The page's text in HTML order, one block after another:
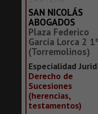
SAN NICOLÁS
ABOGADOS
Plaza Federico
García Lorca 2
(Torremolinos)
Especialidad
Derecho de
Sucesiones
(herencias,
testamentos)